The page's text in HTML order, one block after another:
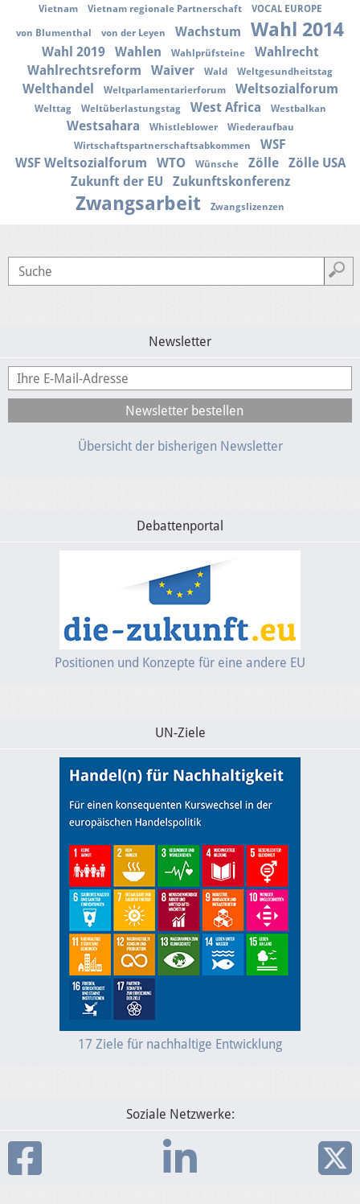
Vietnam
Vietnam regionale Partnerschaft VOCAL EUROPE
von Blumenthal von der Leyen Wachstum Wahl 2014
Wahl 2019 Wahlen Wahlprüfsteine
Wahlrecht
Wahlrechtsreform
Waiver Wald Weltgesundheitstag
Welthandel Weltparlamentarierforum Weltsozialforum
Welttag Weltüberlastungstag West Africa Westbalkan
Westsahara Whistleblower
Wiederaufbau
Wirtschaftspartnerschaftsabkommen
WSF
WSF Weltsozialforum
WTO Wünsche Zölle
Zölle USA
Zukunft der EU
Zukunftskonferenz
Zwangsarbeit Zwangslizenzen
Newsletter
Übersicht der bisherigen Newsletter
Debattenportal
Positionen und Konzepte für eine andere EU
UN-Ziele
17 Ziele für nachhaltige Entwicklung
Soziale Netzwerke: